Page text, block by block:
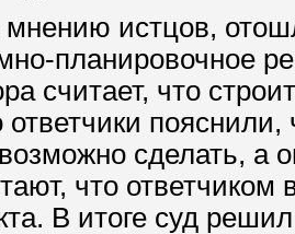
истцов,
планировочное
считает, что
сделать, а
что
В итоге суд